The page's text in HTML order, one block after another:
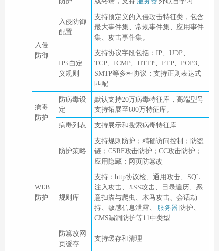
入侵
防御
入侵防御
配置
支持预定义的入侵攻击特征类，包含
最大事件集、常规事件集、应用事件
集、攻击事件集。
IPS自定
义规则
支持协议字段包括：IP、UDP、
TCP、ICMP、HTTP、FTP、POP3、
SMTP等多种协议；支持正则表达式
匹配
病毒
防护
防病毒设
定
默认支持20万病毒特征库，高端型号
支持拓展至800万特征库。
病毒列表 支持展示和搜索病毒特征库
WEB
防护
防护策略
支持规则防护；精确访问控制；防盗
链；CSRF攻击防护；CC攻击防护；
应用隐藏；网页防篡改
规则库
支持：http协议检、通用攻击、SQL
注入攻击、XSS攻击、目录遍历、恶
意扫描与爬虫、木马攻击、会话劫
持、敏感信息泄露、
服务器 防护、
CMS漏洞防护等11中类型
防篡改网
页缓存
支持缓存和清理